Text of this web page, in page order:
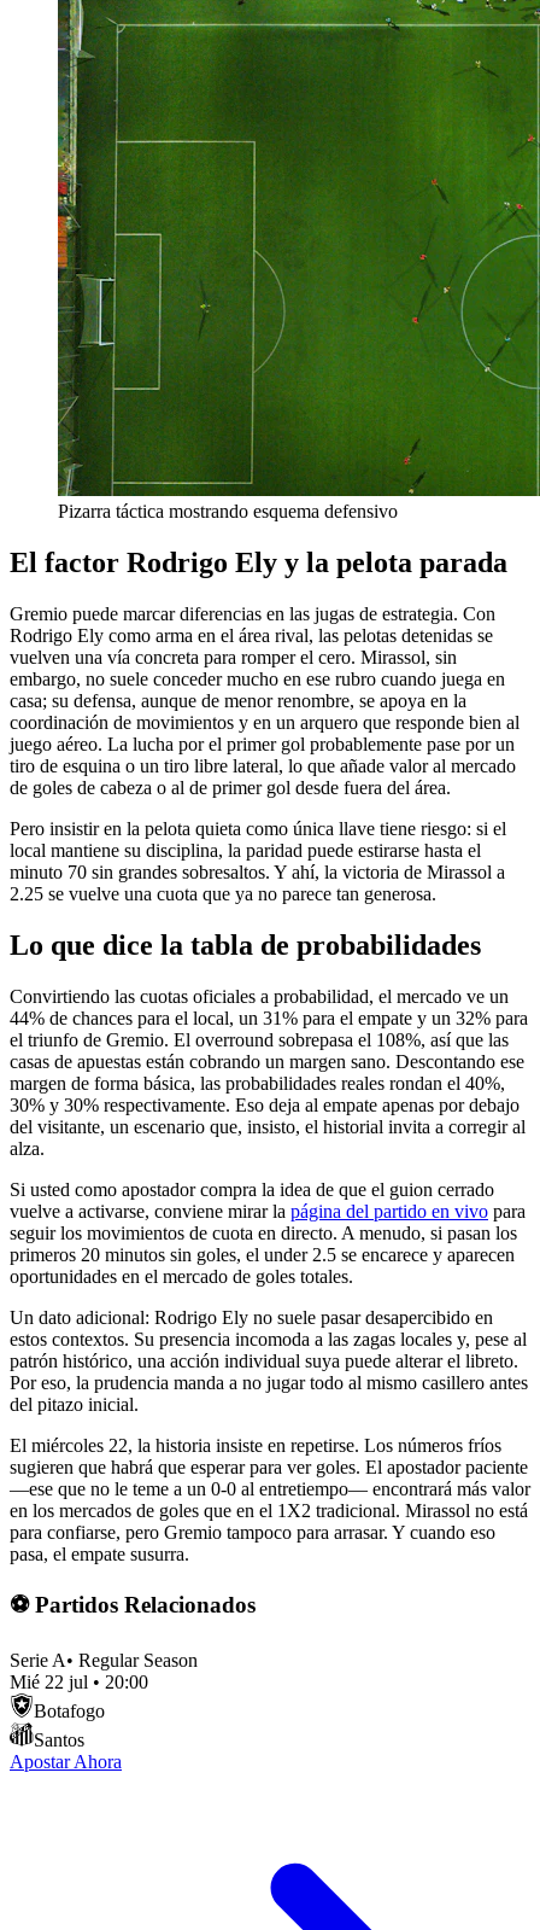
Pizarra táctica mostrando esquema defensivo
El factor Rodrigo Ely y la pelota parada
Gremio puede marcar diferencias en las jugas de estrategia. Con
Rodrigo Ely como arma en el área rival, las pelotas detenidas se
vuelven una vía concreta para romper el cero. Mirassol, sin
embargo, no suele conceder mucho en ese rubro cuando juega en
casa; su defensa, aunque de menor renombre, se apoya en la
coordinación de movimientos y en un arquero que responde bien al
juego aéreo. La lucha por el primer gol probablemente pase por un
tiro de esquina o un tiro libre lateral, lo que añade valor al mercado
de goles de cabeza o al de primer gol desde fuera del área.
Pero insistir en la pelota quieta como única llave tiene riesgo: si el
local mantiene su disciplina, la paridad puede estirarse hasta el
minuto 70 sin grandes sobresaltos. Y ahí, la victoria de Mirassol a
2.25 se vuelve una cuota que ya no parece tan generosa.
Lo que dice la tabla de probabilidades
Convirtiendo las cuotas oficiales a probabilidad, el mercado ve un
44% de chances para el local, un 31% para el empate y un 32% para
el triunfo de Gremio. El overround sobrepasa el 108%, así que las
casas de apuestas están cobrando un margen sano. Descontando ese
margen de forma básica, las probabilidades reales rondan el 40%,
30% y 30% respectivamente. Eso deja al empate apenas por debajo
del visitante, un escenario que, insisto, el historial invita a corregir al
alza.
Si usted como apostador compra la idea de que el guion cerrado
vuelve a activarse, conviene mirar la página del partido en vivo para
seguir los movimientos de cuota en directo. A menudo, si pasan los
primeros 20 minutos sin goles, el under 2.5 se encarece y aparecen
oportunidades en el mercado de goles totales.
Un dato adicional: Rodrigo Ely no suele pasar desapercibido en
estos contextos. Su presencia incomoda a las zagas locales y, pese al
patrón histórico, una acción individual suya puede alterar el libreto.
Por eso, la prudencia manda a no jugar todo al mismo casillero antes
del pitazo inicial.
El miércoles 22, la historia insiste en repetirse. Los números fríos
sugieren que habrá que esperar para ver goles. El apostador paciente
—ese que no le teme a un 0-0 al entretiempo— encontrará más valor
en los mercados de goles que en el 1X2 tradicional. Mirassol no está
para confiarse, pero Gremio tampoco para arrasar. Y cuando eso
pasa, el empate susurra.
⚽ Partidos Relacionados
Serie A• Regular Season
Mié 22 jul • 20:00
Botafogo
Santos
Apostar Ahora